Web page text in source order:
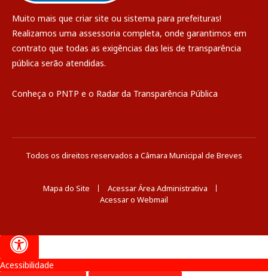
Muito mais que criar site ou sistema para prefeituras!
Realizamos uma assessoria completa, onde garantimos em
contrato que todas as exigências das leis de transparência
pública serão atendidas.
Conheça o PNTP e o Radar da Transparência Pública
Todos os direitos reservados a Câmara Municipal de Breves
Mapa do Site
Acessar Área Administrativa
Acessar o Webmail
Acessibilidade